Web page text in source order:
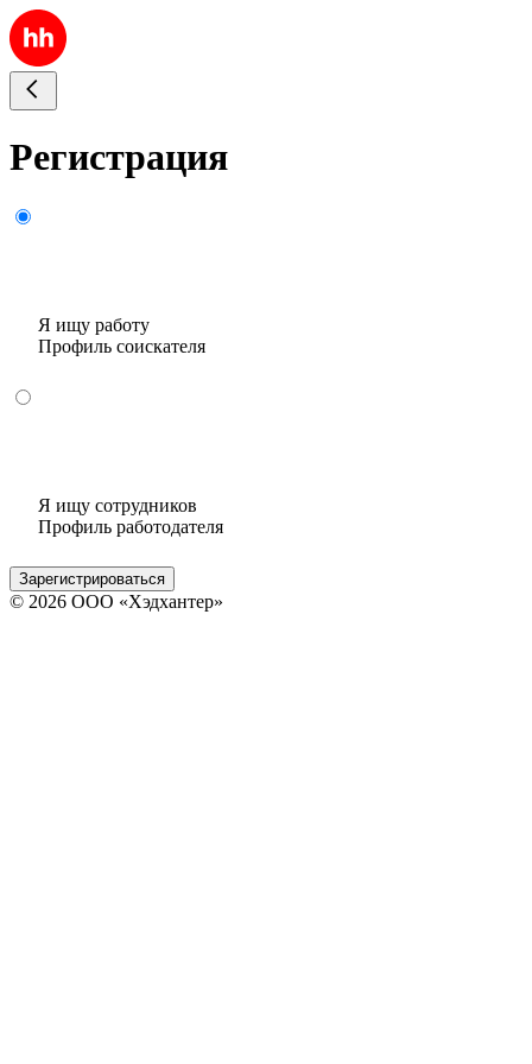
Регистрация
Я ищу работу
Профиль соискателя
Я ищу сотрудников
Профиль работодателя
Зарегистрироваться
© 2026 ООО «Хэдхантер»